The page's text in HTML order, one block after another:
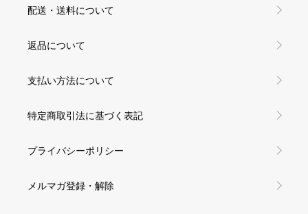
配送・送料について
返品について
支払い方法について
特定商取引法に基づく表記
プライバシーポリシー
メルマガ登録・解除